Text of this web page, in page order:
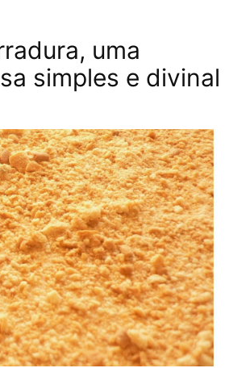
uma
simples e divinal